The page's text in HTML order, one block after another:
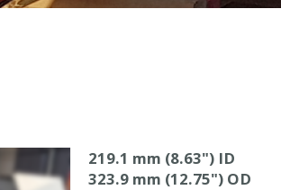
219.1 mm (8.63") ID
323.9 mm (12.75") OD